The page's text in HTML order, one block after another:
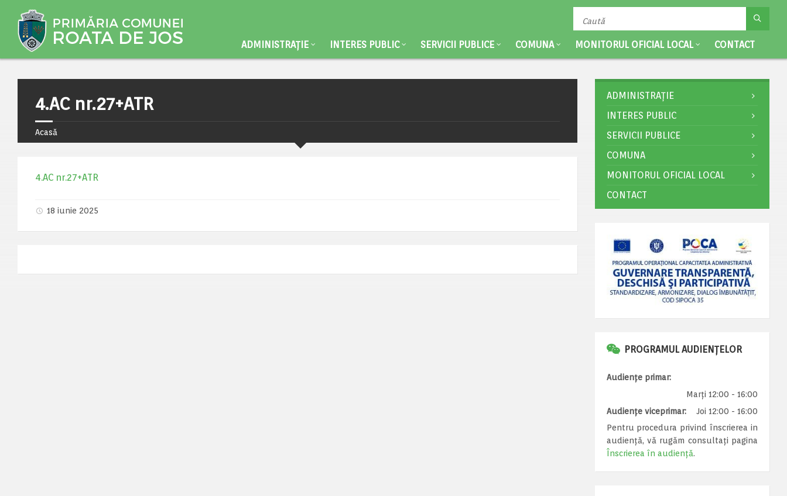
ADMINISTRAȚIE INTERES PUBLIC SERVICII PUBLICE COMUNA MONITORUL OFICIAL LOCAL CONTACT
4.AC nr.27+ATR
Acasă
4.AC nr.27+ATR
18 iunie 2025
ADMINISTRAȚIE
INTERES PUBLIC
SERVICII PUBLICE
COMUNA
MONITORUL OFICIAL LOCAL
CONTACT
PROGRAMUL AUDIENȚELOR
Audiențe primar:
Marți 12:00 - 16:00
Audiențe viceprimar:
Joi 12:00 - 16:00
Pentru procedura privind înscrierea in
audiență, vă rugăm consultați pagina
Înscrierea în audiență.